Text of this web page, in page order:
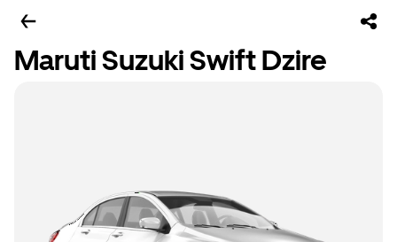
Maruti Suzuki Swift Dzire